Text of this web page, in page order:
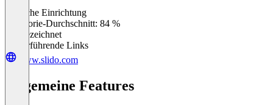
Einfache Einrichtung
Kategorie-Durchschnitt: 84 %
Ausgezeichnet
Weiterführende Links
www.slido.com
Allgemeine Features